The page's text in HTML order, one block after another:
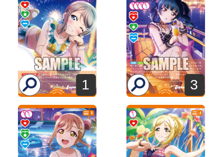
1 3